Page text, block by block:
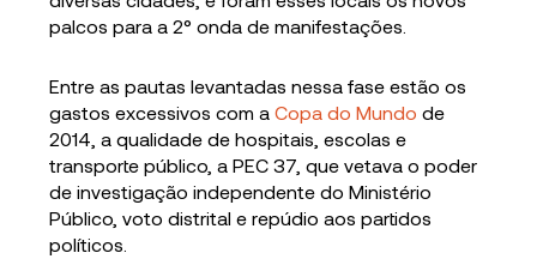
palcos para a 2° onda de manifestações.
Entre as pautas levantadas nessa fase estão os
gastos excessivos com aCopa do Mundo de
2014, a qualidade de hospitais, escolas e
transporte público, a PEC 37, que vetava o poder
de investigação independente do Ministério
Público, voto distrital e repúdio aos partidos
políticos.